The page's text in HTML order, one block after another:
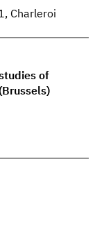
Charleroi
of